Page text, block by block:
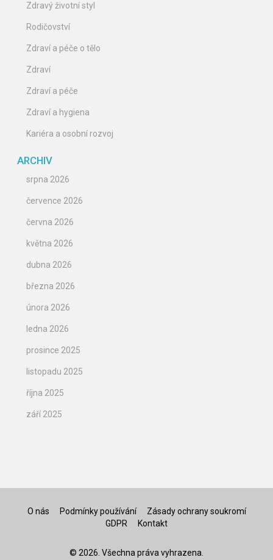
Zdravý životní styl
Rodičovství
Zdraví a péče o tělo
Zdraví
Zdraví a péče
Zdraví a hygiena
Kariéra a osobní rozvoj
ARCHIV
srpna 2026
července 2026
června 2026
května 2026
dubna 2026
března 2026
února 2026
ledna 2026
prosince 2025
listopadu 2025
října 2025
září 2025
O nás Podmínky používání
Zásady ochrany soukromí
GDPR
Kontakt
© 2026. Všechna práva vyhrazena.